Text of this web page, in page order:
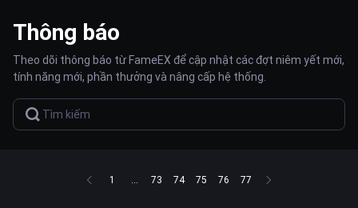
Thông báo
Theo dõi thông báo từ FameEX để cập nhật các đợt niêm yết mới,
tính năng mới, phần thưởng và nâng cấp hệ thống.
1 ... 73 74 75 76 77